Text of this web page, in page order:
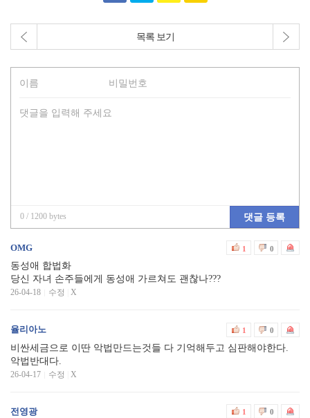
목록 보기
0 / 1200 bytes 댓글 등록
OMG 1 0
동성애 합법화
당신 자녀 손주들에게 동성애 가르쳐도 괜찮나???
26-04-18 수정 X
율리아노 1 0
비싼세금으로 이딴 악법만드는것들 다 기억해두고 심판해야한다.
악법반대다.
26-04-17 수정 X
전영광 1 0